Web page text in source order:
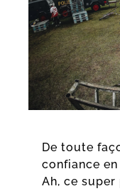
De toute
confiance en
Ah, ce